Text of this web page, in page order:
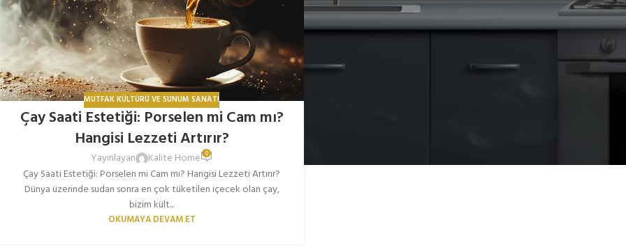
MUTFAK KÜLTÜRÜ VE SUNUM SANATI
Çay Saati Estetiği: Porselen mi Cam mı?
Hangisi Lezzeti Artırır?
Yayınlayan Kalite Home 0
Çay Saati Estetiği: Porselen mi Cam mı? Hangisi Lezzeti Artırır?
Dünya üzerinde sudan sonra en çok tüketilen içecek olan çay,
bizim kült...
OKUMAYA DEVAM ET